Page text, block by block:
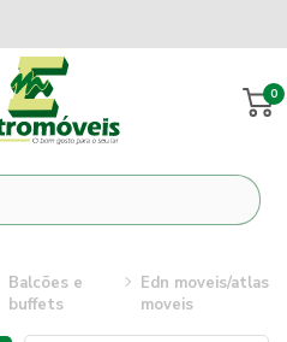
0
balcões e
buffets
edn moveis/atlas
moveis